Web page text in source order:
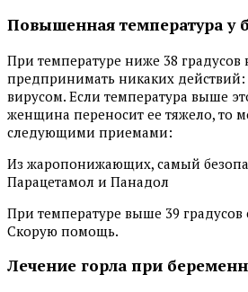
Повышенная температура у
При температуре ниже 38 градусов
предпринимать никаких действий:
вирусом. Если температура выше
женщина переносит ее тяжело, то
следующими приемами:
Из жаропонижающих, самый
Парацетамол и Панадол
При температуре выше 39 градусов
Скорую помощь.
Лечение горла при